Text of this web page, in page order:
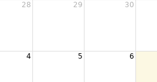
28 29 30
4 5 6